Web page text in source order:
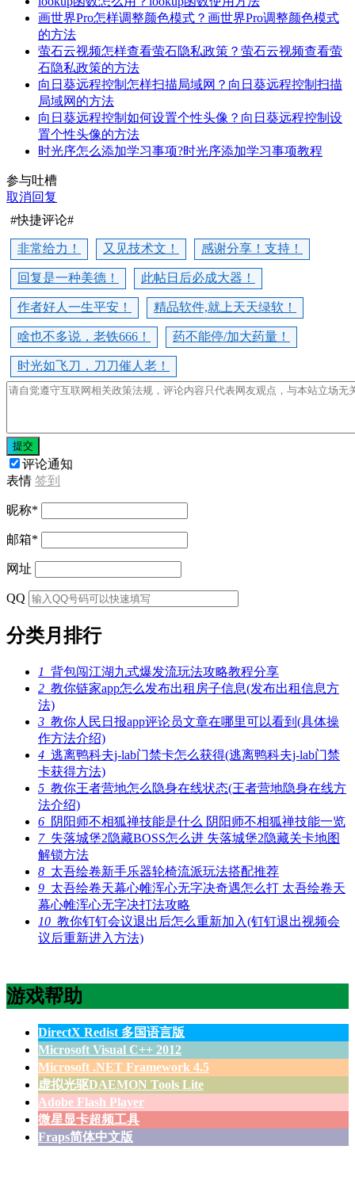
画世界Pro怎样调整颜色模式？画世界Pro调整颜色模式
的方法
萤石云视频怎样查看萤石隐私政策？萤石云视频查看萤
石隐私政策的方法
向日葵远程控制怎样扫描局域网？向日葵远程控制扫描
局域网的方法
向日葵远程控制如何设置个性头像？向日葵远程控制设
置个性头像的方法
时光序怎么添加学习事项?时光序添加学习事项教程
参与吐槽
取消回复
#快捷评论#
非常给力！ 又见技术文！ 感谢分享！支持！
回复是一种美德！ 此帖日后必成大器！
作者好人一生平安！ 精品软件,就上天天绿软！
啥也不多说，老铁666！ 药不能停/加大药量！
时光如飞刀，刀刀催人老！
提交
评论通知
表情 签到
昵称*
邮箱*
网址
QQ
分类月排行
1 背包闯江湖九式爆发流玩法攻略教程分享
2 教你链家app怎么发布出租房子信息(发布出租信息方
法)
3 教你人民日报app评论员文章在哪里可以看到(具体操
作方法介绍)
4 逃离鸭科夫j-lab门禁卡怎么获得(逃离鸭科夫j-lab门禁
卡获得方法)
5 教你王者营地怎么隐身在线状态(王者营地隐身在线方
法介绍)
6 阴阳师不相狐禅技能是什么 阴阳师不相狐禅技能一览
7失落城堡2隐藏BOSS怎么进 失落城堡2隐藏关卡地图
解锁方法
8 太吾绘卷新手乐器轮椅流派玩法搭配推荐
9 太吾绘卷天幕心帷浑心无字决奇遇怎么打 太吾绘卷天
幕心帷浑心无字决打法攻略
10 教你钉钉会议退出后怎么重新加入(钉钉退出视频会
议后重新进入方法)
游戏帮助
DirectX Redist 多国语言版
Microsoft Visual C++ 2012
Microsoft .NET Framework 4.5
虚拟光驱DAEMON Tools Lite
Adobe Flash Player
微星显卡超频工具
Fraps简体中文版